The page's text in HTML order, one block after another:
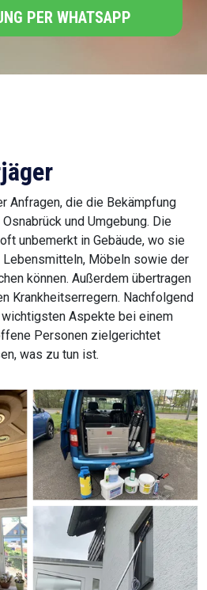
PER WHATSAPP
Anfragen, die die Bekämpfung
und Umgebung. Die
unbemerkt in Gebäude, wo sie
Lebensmitteln, Möbeln sowie der
können. Außerdem übertragen
Krankheitserregern. Nachfolgend
Aspekte bei einem
Personen zielgerichtet
was zu tun ist.